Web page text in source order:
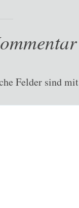
Felder sind mit